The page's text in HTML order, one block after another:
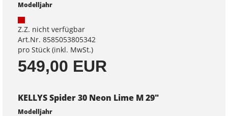
Modelljahr
Z.Z. nicht verfügbar
Art.Nr. 8585053805342
pro Stück (inkl. MwSt.)
549,00 EUR
KELLYS Spider 30 Neon Lime M 29"
Modelljahr